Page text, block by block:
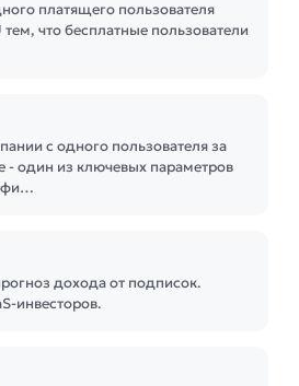
платящего пользователя
тем, что бесплатные пользователи
с одного пользователя за
- один из ключевых параметров
дохода от подписок.
инвесторов.